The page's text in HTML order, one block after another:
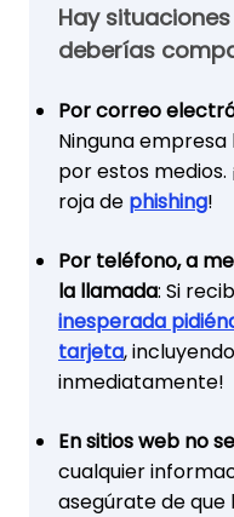
Hay
deberías
Por correo
Ninguna
por estos medios.
roja de phishing!
Por teléfono, a
la llamada: Si
inesperada
tarjeta,
inmediatamente!
En sitios web no
cualquier
asegúrate de que